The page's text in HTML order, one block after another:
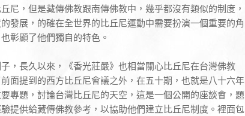
尼，但是藏傳佛教跟南傳佛教中，幾乎都沒有類似的制度，
發展，的確在全世界的比丘尼運動中需要扮演一個重要的角
彰顯了他們獨自的特色。
，長久以來，《香光莊嚴》也相當關心比丘尼在台灣佛教
面提到的西方比丘尼會議之外，在五十期，也就是八十六年
專題，討論台灣比丘尼的天空，這是一個公開的座談會，題
提供給藏傳佛教參考，以協助他們建立比丘尼制度。裡面包